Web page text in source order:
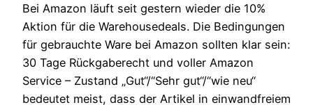
Bei Amazon läuft seit gestern wieder die 10%
Aktion für die Warehousedeals. Die Bedingungen
für gebrauchte Ware bei Amazon sollten klar sein:
30 Tage Rückgaberecht und voller Amazon
Service – Zustand „Gut“/“Sehr gut“/“wie neu“
bedeutet meist, dass der Artikel in einwandfreiem